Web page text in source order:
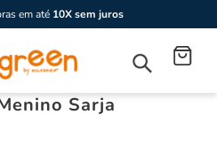
em até 10X sem juros
Sarja